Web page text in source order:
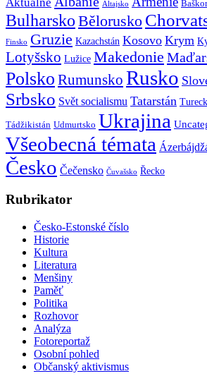
Altajsko
Bulharsko Bělorusko
Finsko Gruzie Kazachstán Kosovo Krym
Lotyšsko Lužice Makedonie
Polsko Rumunsko Rusko
Srbsko Svět socialismu Tatarstán
Tádžikistán Udmurtsko Ukrajina
Všeobecná témata
Česko Čečensko Čuvašsko Řecko
Rubrikator
Česko-Estonské číslo
Historie
Kultura
Literatura
Menšiny
Paměť
Politika
Rozhovor
Analýza
Fotoreportaž
Osobní pohled
Občanský aktivismus